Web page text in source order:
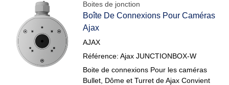
Boites de jonction
Boîte De Connexions Pour Caméras
Ajax
AJAX
Référence: Ajax JUNCTIONBOX-W
Boite de connexions Pour les caméras
Bullet, Dôme et Turret de Ajax Convient